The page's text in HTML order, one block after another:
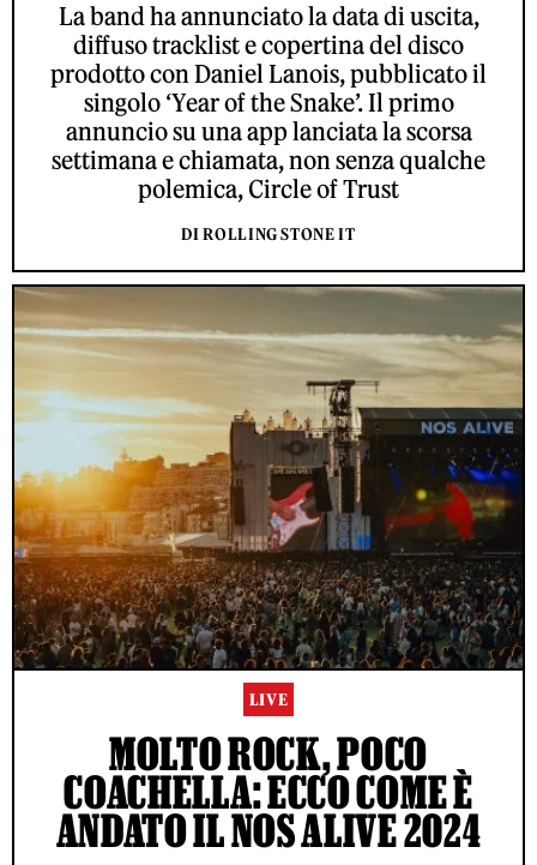
La band ha annunciato la data di uscita,
diffuso tracklist e copertina del disco
prodotto con Daniel Lanois, pubblicato il
singolo ‘Year of the Snake’. Il primo
annuncio su una app lanciata la scorsa
settimana e chiamata, non senza qualche
polemica, Circle of Trust
DI ROLLING STONE IT
LIVE
MOLTO ROCK, POCO
COACHELLA: ECCO COME È
ANDATO IL NOS ALIVE 2024